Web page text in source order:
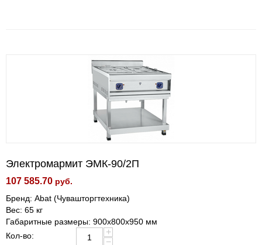
Электромармит ЭМК-90/2П
107 585.70 руб.
Бренд: Abat (Чувашторгтехника)
Вес: 65 кг
Габаритные размеры: 900х800х950 мм
Кол-во:
+
−